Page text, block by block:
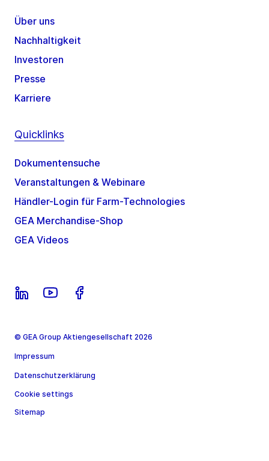
Über uns
Nachhaltigkeit
Investoren
Presse
Karriere
Quicklinks
Dokumentensuche
Veranstaltungen & Webinare
Händler-Login für Farm-Technologies
GEA Merchandise-Shop
GEA Videos
© GEA Group Aktiengesellschaft 2026
Impressum
Datenschutzerklärung
Cookie settings
Sitemap